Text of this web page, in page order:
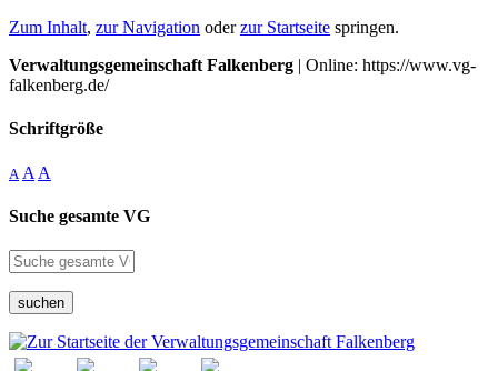
Zum Inhalt, zur Navigation oderzur Startseite springen.
Verwaltungsgemeinschaft Falkenberg | Online: https://www.vg-
falkenberg.de/
Schriftgröße
A A A
Suche gesamte VG
suchen